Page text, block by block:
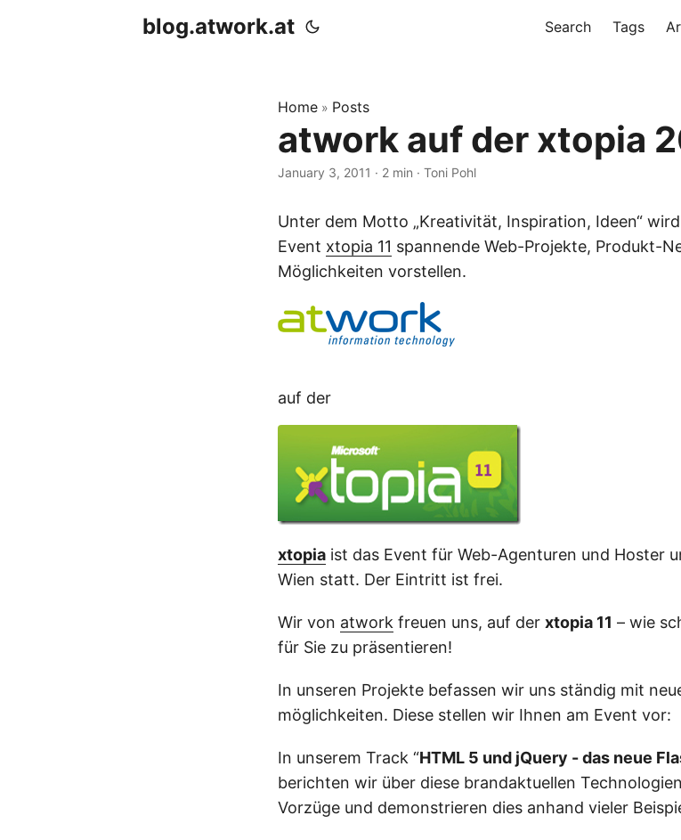
blog.atwork.at Search Tags
Home » Posts
atwork auf der xtopia
January 3, 2011 · 2 min · Toni Pohl
Unter dem Motto „Kreativität, Inspiration, Ideen“
Event xtopia 11 spannende Web-Projekte, Produkt-
Möglichkeiten vorstellen.
auf der
xtopia ist das Event für Web-Agenturen und Hoster
Wien statt. Der Eintritt ist frei.
Wir von atwork freuen uns, auf der xtopia 11 – wie
für Sie zu präsentieren!
In unseren Projekte befassen wir uns ständig mit
möglichkeiten. Diese stellen wir Ihnen am Event vor:
In unserem Track “HTML 5 und jQuery - das neue
berichten wir über diese brandaktuellen
Vorzüge und demonstrieren dies anhand vieler